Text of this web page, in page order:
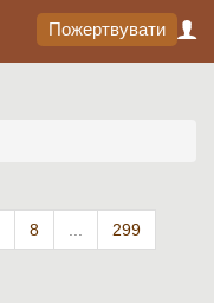
Пожертвувати
8 299